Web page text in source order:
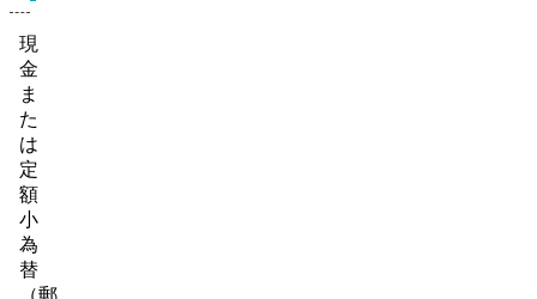
現
金
ま
た
は
定
額
小
為
替
（郵